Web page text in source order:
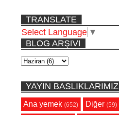
TRANSLATE
Select Language ▼
BLOG ARŞIVI
YAYIN BASLIKLARIMIZ
Ana yemek (652) Diğer (59)